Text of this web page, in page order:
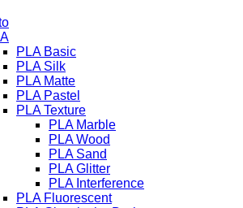
PLA Basic
PLA Silk
PLA Matte
PLA Pastel
PLA Texture
PLA Marble
PLA Wood
PLA Sand
PLA Glitter
PLA Interference
PLA Fluorescent